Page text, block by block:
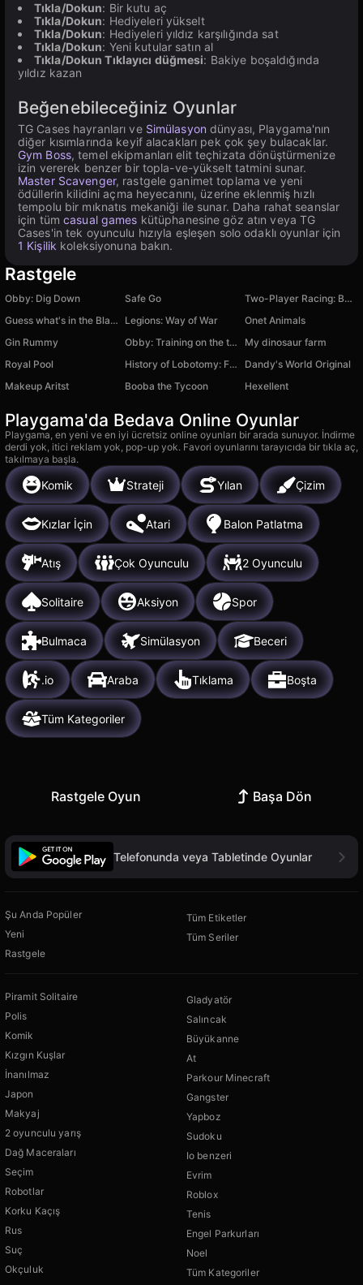
Tıkla/Dokun: Bir kutu aç
Tıkla/Dokun: Hediyeleri yükselt
Tıkla/Dokun: Hediyeleri yıldız karşılığında sat
Tıkla/Dokun: Yeni kutular satın al
Tıkla/Dokun Tıklayıcı düğmesi: Bakiye boşaldığında
yıldız kazan
Beğenebileceğiniz Oyunlar
TG Cases hayranları ve Simülasyon dünyası, Playgama'nın
diğer kısımlarında keyif alacakları pek çok şey bulacaklar.
Gym Boss, temel ekipmanları elit teçhizata dönüştürmenize
izin vererek benzer bir topla-ve-yükselt tatmini sunar.
Master Scavenger, rastgele ganimet toplama ve yeni
ödüllerin kilidini açma heyecanını, üzerine eklenmiş hızlı
tempolu bir mıknatıs mekaniği ile sunar. Daha rahat seanslar
için tümcasual games kütüphanesine göz atın veya TG
Cases'in tek oyunculu hızıyla eşleşen solo odaklı oyunlar için
1 Kişilik koleksiyonuna bakın.
Rastgele
Obby: Dig Down Safe Go
Two-Player Racing: BMW vs Mercedes Drift
Guess what's in the Black Box?
Legions: Way of War
Onet Animals
Gin Rummy
Obby: Training on the train
My dinosaur farm
Royal Pool
History of Lobotomy: Fire In The Hole
Dandy's World Original
Makeup Aritst
Booba the Tycoon Hexellent
Playgama'da Bedava Online Oyunlar
Playgama, en yeni ve en iyi ücretsiz online oyunları bir arada sunuyor. İndirme
derdi yok, itici reklam yok, pop-up yok. Favori oyunlarını tarayıcıda bir tıkla aç,
takılmaya başla.
Komik Strateji Yılan Çizim
Kızlar İçin Atari Balon Patlatma
Atış Çok Oyunculu 2 Oyunculu
Solitaire Aksiyon Spor
Bulmaca Simülasyon Beceri
.io Araba Tıklama Boşta
Tüm Kategoriler
Rastgele Oyun Başa Dön
Telefonunda veya Tabletinde Oyunlar
Şu Anda Popüler
Yeni
Rastgele
Tüm Etiketler
Tüm Seriler
Piramit Solitaire
Polis
Komik
Kızgın Kuşlar
İnanılmaz
Japon
Makyaj
2 oyunculu yarış
Dağ Maceraları
Seçim
Robotlar
Korku Kaçış
Rus
Suç
Okçuluk
Gladyatör
Salıncak
Büyükanne
At
Parkour Minecraft
Gangster
Yapboz
Sudoku
Io benzeri
Evrim
Roblox
Tenis
Engel Parkurları
Noel
Tüm Kategoriler